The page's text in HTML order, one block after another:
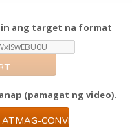
ang target na format
(pamagat ng video).
MAG-CONVERT